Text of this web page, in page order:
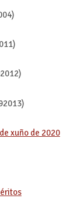
xuño de 2020